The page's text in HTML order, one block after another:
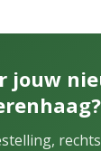
jouw